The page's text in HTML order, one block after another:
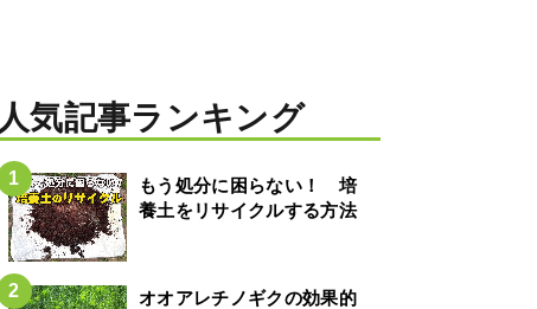
人気記事ランキング
もう処分に困らない！ 培
養土をリサイクルする方法
オオアレチノギクの効果的